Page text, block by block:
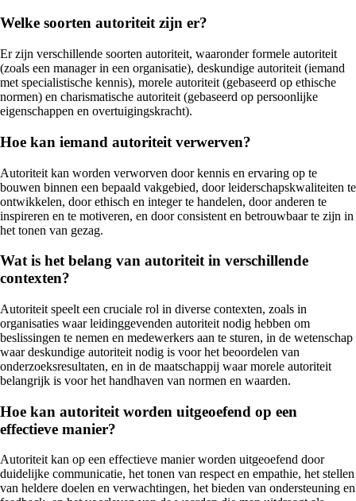
Welke soorten autoriteit zijn er?
Er zijn verschillende soorten autoriteit, waaronder formele autoriteit
(zoals een manager in een organisatie), deskundige autoriteit (iemand
met specialistische kennis), morele autoriteit (gebaseerd op ethische
normen) en charismatische autoriteit (gebaseerd op persoonlijke
eigenschappen en overtuigingskracht).
Hoe kan iemand autoriteit verwerven?
Autoriteit kan worden verworven door kennis en ervaring op te
bouwen binnen een bepaald vakgebied, door leiderschapskwaliteiten te
ontwikkelen, door ethisch en integer te handelen, door anderen te
inspireren en te motiveren, en door consistent en betrouwbaar te zijn in
het tonen van gezag.
Wat is het belang van autoriteit in verschillende
contexten?
Autoriteit speelt een cruciale rol in diverse contexten, zoals in
organisaties waar leidinggevenden autoriteit nodig hebben om
beslissingen te nemen en medewerkers aan te sturen, in de wetenschap
waar deskundige autoriteit nodig is voor het beoordelen van
onderzoeksresultaten, en in de maatschappij waar morele autoriteit
belangrijk is voor het handhaven van normen en waarden.
Hoe kan autoriteit worden uitgeoefend op een
effectieve manier?
Autoriteit kan op een effectieve manier worden uitgeoefend door
duidelijke communicatie, het tonen van respect en empathie, het stellen
van heldere doelen en verwachtingen, het bieden van ondersteuning en